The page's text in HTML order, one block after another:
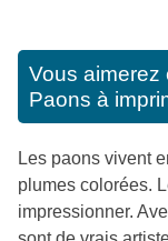
Vous aimerez
Paons à
Les paons vivent
plumes colorées.
impressionner.